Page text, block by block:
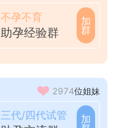
不孕不育
助孕经验群
加
群
2974位姐妹
三代/四代试管 加